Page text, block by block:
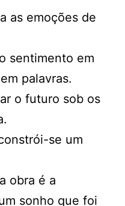
as emoções de
sentimento em
palavras.
o futuro sob os
se um
obra é a
sonho que foi